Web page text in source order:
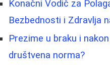
Konačni Vodič za
Bezbednosti i Zdravlja
Prezime u braku i
društvena norma?